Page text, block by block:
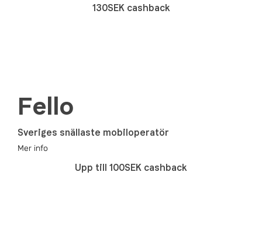
130SEK cashback
Fello
Sveriges snällaste mobiloperatör
Mer info
Upp till 100SEK cashback